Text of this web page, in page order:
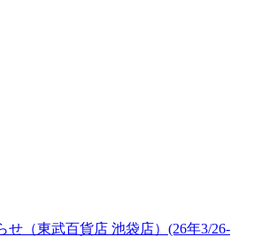
せ（東武百貨店 池袋店）(26年3/26-